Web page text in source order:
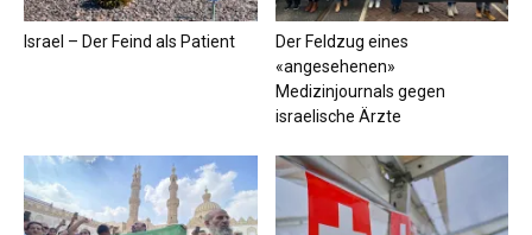
Israel – Der Feind als Patient
Der Feldzug eines
«angesehenen»
Medizinjournals gegen
israelische Ärzte